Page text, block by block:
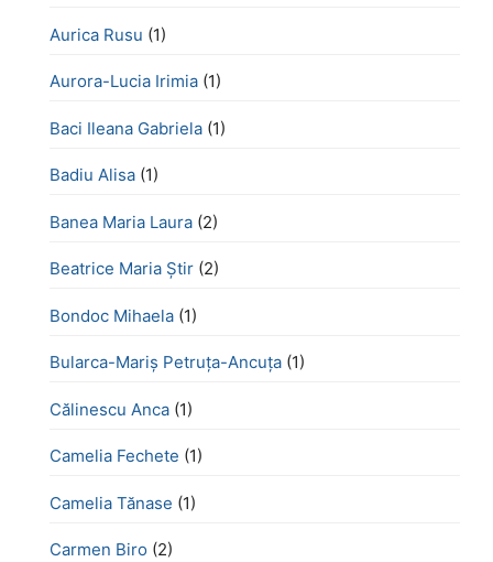
Aurica Rusu (1)
Aurora-Lucia Irimia (1)
Baci Ileana Gabriela (1)
Badiu Alisa (1)
Banea Maria Laura (2)
Beatrice Maria Știr (2)
Bondoc Mihaela (1)
Bularca-Mariș Petruța-Ancuța (1)
Călinescu Anca (1)
Camelia Fechete (1)
Camelia Tănase (1)
Carmen Biro (2)